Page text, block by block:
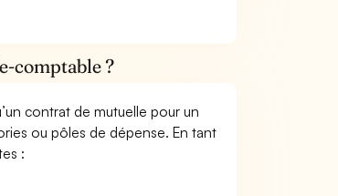
comptable ?
contrat de mutuelle pour un
ou pôles de dépense. En tant
: